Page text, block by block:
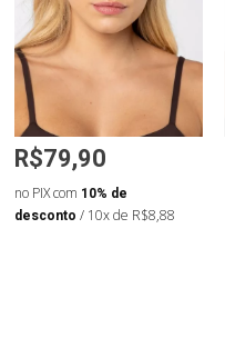
R$79,90
no PIX com 10% de
desconto / 10x de R$8,88